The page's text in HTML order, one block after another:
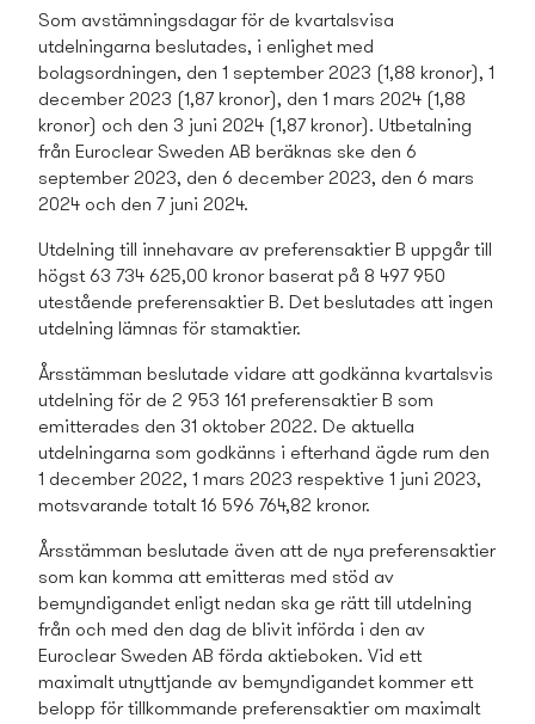
Som avstämningsdagar för de kvartalsvisa
utdelningarna beslutades, i enlighet med
bolagsordningen, den 1 september 2023 (1,88 kronor), 1
december 2023 (1,87 kronor), den 1 mars 2024 (1,88
kronor) och den 3 juni 2024 (1,87 kronor). Utbetalning
från Euroclear Sweden AB beräknas ske den 6
september 2023, den 6 december 2023, den 6 mars
2024 och den 7 juni 2024.
Utdelning till innehavare av preferensaktier B uppgår till
högst 63 734 625,00 kronor baserat på 8 497 950
utestående preferensaktier B. Det beslutades att ingen
utdelning lämnas för stamaktier.
Årsstämman beslutade vidare att godkänna kvartalsvis
utdelning för de 2 953 161 preferensaktier B som
emitterades den 31 oktober 2022. De aktuella
utdelningarna som godkänns i efterhand ägde rum den
1 december 2022, 1 mars 2023 respektive 1 juni 2023,
motsvarande totalt 16 596 764,82 kronor.
Årsstämman beslutade även att de nya preferensaktier
som kan komma att emitteras med stöd av
bemyndigandet enligt nedan ska ge rätt till utdelning
från och med den dag de blivit införda i den av
Euroclear Sweden AB förda aktieboken. Vid ett
maximalt utnyttjande av bemyndigandet kommer ett
belopp för tillkommande preferensaktier om maximalt